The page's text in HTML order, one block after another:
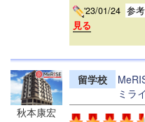
'23/01/24 参
見る
秋本康宏
留学校
ミラ